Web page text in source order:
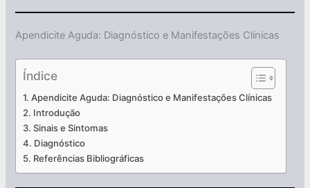
Apendicite Aguda: Diagnóstico e Manifestações Clínicas
Índice
Apendicite Aguda: Diagnóstico e Manifestações Clínicas
Introdução
Sinais e Sintomas
Diagnóstico
Referências Bibliográficas